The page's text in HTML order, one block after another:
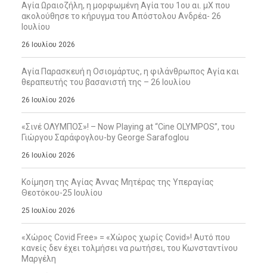
Αγία Ωραιοζήλη, η μορφωμένη Αγία του 1ου αι. μΧ που
ακολούθησε το κήρυγμα του Απόστολου Ανδρέα- 26
Ιουλίου
26 Ιουλίου 2026
Αγία Παρασκευή η Οσιομάρτυς, η φιλάνθρωπος Αγία και
θεραπευτής του βασανιστή της – 26 Ιουλίου
26 Ιουλίου 2026
«Σινέ ΟΛΥΜΠΟΣ»! – Now Playing at “Cine OLYMPOS”, του
Γιώργου Σαράφογλου-by George Sarafoglou
26 Ιουλίου 2026
Κοίμηση της Αγίας Άννας Μητέρας της Υπεραγίας
Θεοτόκου-25 Ιουλίου
25 Ιουλίου 2026
«Χώρος Covid Free» = «Χώρος χωρίς Covid»! Αυτό που
κανείς δεν έχει τολμήσει να ρωτήσει, του Κωνσταντίνου
Μαργέλη